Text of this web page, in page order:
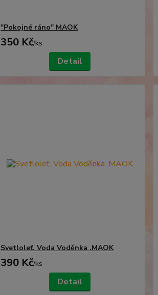
"Pokojné ráno" MAOK
350 Kč/ks
Detail
Svetloleť. Voda Voděnka .MAOK
390 Kč/ks
Detail